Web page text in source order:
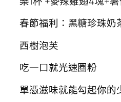
春節福利：黑糖珍珠奶
西樹泡芙
吃一口就光速圈粉
單憑滋味就能勾起你的